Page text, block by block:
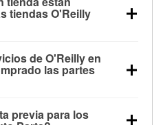
tiendas O'Reilly
de alternador y
de la luz “Check Engine”
de
están disponibles en
de O'Reilly en
las partes
estén disponibles en la
previa para los